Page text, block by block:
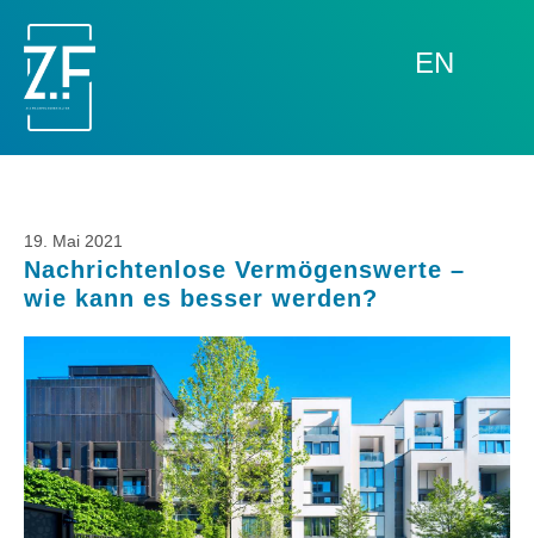
EN
19. Mai 2021
Nachrichtenlose Vermögenswerte –
wie kann es besser werden?